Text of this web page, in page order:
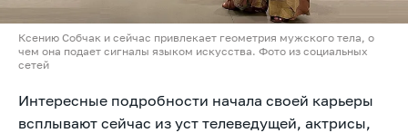
Ксению Собчак и сейчас привлекает геометрия мужского тела, о
чем она подает сигналы языком искусства. Фото из социальных
сетей
Интересные подробности начала своей карьеры
всплывают сейчас из уст телеведущей, актрисы,